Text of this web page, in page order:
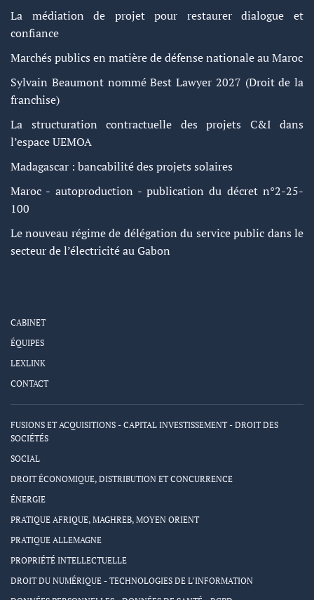
La médiation de projet pour restaurer dialogue et
confiance
Marchés publics en matière de défense nationale au Maroc
Sylvain Beaumont nommé Best Lawyer 2027 (Droit de la
franchise)
La structuration contractuelle des projets C&I dans
l’espace UEMOA
Madagascar : bancabilité des projets solaires
Maroc - autoproduction - publication du décret n°2-25-
100
Le nouveau régime de délégation du service public dans le
secteur de l’électricité au Gabon
CABINET
ÉQUIPES
LEXLINK
CONTACT
FUSIONS ET ACQUISITIONS - CAPITAL INVESTISSEMENT - DROIT DES
SOCIÉTÉS
SOCIAL
DROIT ÉCONOMIQUE, DISTRIBUTION ET CONCURRENCE
ÉNERGIE
PRATIQUE AFRIQUE, MAGHREB, MOYEN ORIENT
PRATIQUE ALLEMAGNE
PROPRIÉTÉ INTELLECTUELLE
DROIT DU NUMÉRIQUE - TECHNOLOGIES DE L’INFORMATION